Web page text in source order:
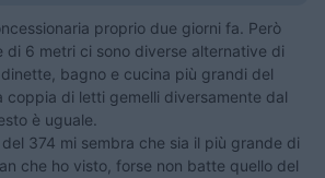
proprio due giorni fa. Però
di 6 metri ci sono diverse alternative di
bagno e cucina più grandi del
coppia di letti gemelli diversamente dal
è uguale.
374 mi sembra che sia il più grande di
che ho visto, forse non batte quello del